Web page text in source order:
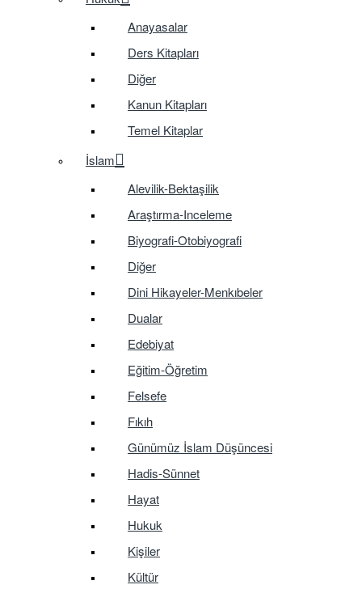
Anayasalar
Ders Kitapları
Diğer
Kanun Kitapları
Temel Kitaplar
İslam
Alevilik-Bektaşilik
Araştırma-Inceleme
Biyografi-Otobiyografi
Diğer
Dini Hikayeler-Menkıbeler
Dualar
Edebiyat
Eğitim-Öğretim
Felsefe
Fıkıh
Günümüz İslam Düşüncesi
Hadis-Sünnet
Hayat
Hukuk
Kişiler
Kültür